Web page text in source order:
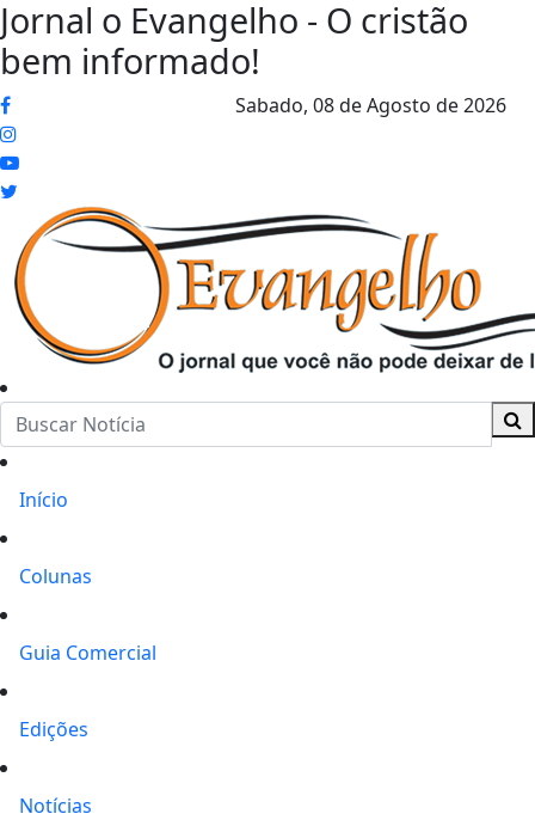
Jornal o Evangelho - O cristão
bem informado!
Sabado, 08 de Agosto de 2026
Início
Colunas
Guia Comercial
Edições
Notícias